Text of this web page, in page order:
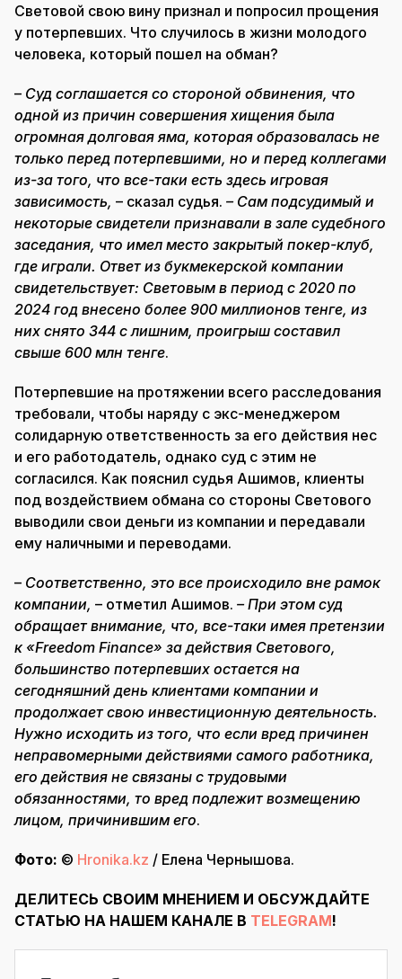
Световой свою вину признал и попросил прощения
у потерпевших. Что случилось в жизни молодого
человека, который пошел на обман?
– Суд соглашается со стороной обвинения, что
одной из причин совершения хищения была
огромная долговая яма, которая образовалась не
только перед потерпевшими, но и перед коллегами
из-за того, что все-таки есть здесь игровая
зависимость, – сказал судья. – Сам подсудимый и
некоторые свидетели признавали в зале судебного
заседания, что имел место закрытый покер-клуб,
где играли. Ответ из букмекерской компании
свидетельствует: Световым в период с 2020 по
2024 год внесено более 900 миллионов тенге, из
них снято 344 с лишним, проигрыш составил
свыше 600 млн тенге.
Потерпевшие на протяжении всего расследования
требовали, чтобы наряду с экс-менеджером
солидарную ответственность за его действия нес
и его работодатель, однако суд с этим не
согласился. Как пояснил судья Ашимов, клиенты
под воздействием обмана со стороны Светового
выводили свои деньги из компании и передавали
ему наличными и переводами.
– Соответственно, это все происходило вне рамок
компании, – отметил Ашимов. – При этом суд
обращает внимание, что, все-таки имея претензии
к «Freedom Finance» за действия Светового,
большинство потерпевших остается на
сегодняшний день клиентами компании и
продолжает свою инвестиционную деятельность.
Нужно исходить из того, что если вред причинен
неправомерными действиями самого работника,
его действия не связаны с трудовыми
обязанностями, то вред подлежит возмещению
лицом, причинившим его.
Фото: © Hronika.kz / Елена Чернышова.
ДЕЛИТЕСЬ СВОИМ МНЕНИЕМ И ОБСУЖДАЙТЕ
СТАТЬЮ НА НАШЕМ КАНАЛЕ В TELEGRAM!